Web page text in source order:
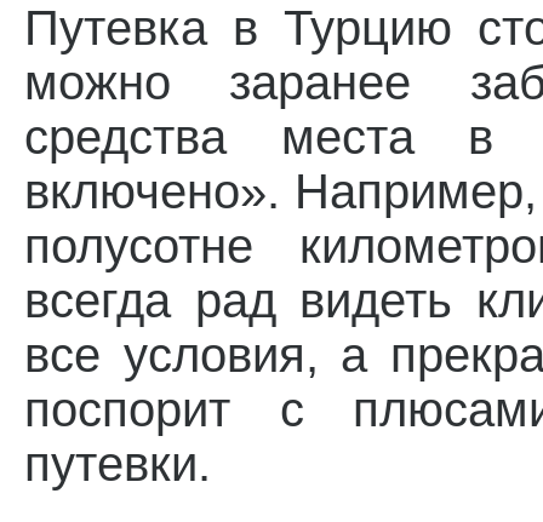
Путевка в Турцию
можно заранее
средства места в
включено».
полусотне
всегда рад видеть
все условия, а
поспорит с
путевки.